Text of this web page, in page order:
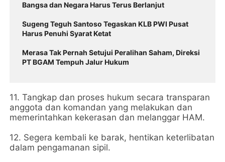
Bangsa dan Negara Harus Terus Berlanjut
Sugeng Teguh Santoso Tegaskan KLB PWI Pusat
Harus Penuhi Syarat Ketat
Merasa Tak Pernah Setujui Peralihan Saham, Direksi
PT BGAM Tempuh Jalur Hukum
11. Tangkap dan proses hukum secara transparan
anggota dan komandan yang melakukan dan
memerintahkan kekerasan dan melanggar HAM.
12. Segera kembali ke barak, hentikan keterlibatan
dalam pengamanan sipil.